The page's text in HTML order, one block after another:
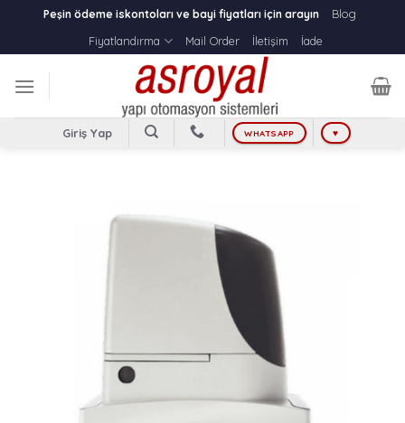
content
Peşin ödeme iskontoları ve bayi fiyatları için arayın
Blog
Fiyatlandırma
Mail Order İletişim İade
Giriş Yap WHATSAPP ♥